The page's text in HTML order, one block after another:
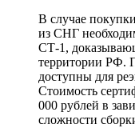
В случае
из СНГ
СТ-1,
территории РФ.
доступны для
Стоимость
000 рублей в
сложности